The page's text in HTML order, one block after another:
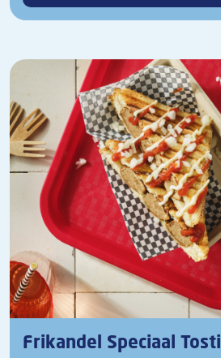
Frikandel Speciaal Tosti